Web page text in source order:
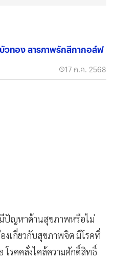
วทอง สารภาพรักสีกากอล์ฟ
17 ก.ค. 2568
ปัญหาด้านสุขภาพหรือไม่
งเกี่ยวกับสุขภาพจิต มีโรคที่
โรคคลั่งไคล้ความศักดิ์สิทธิ์